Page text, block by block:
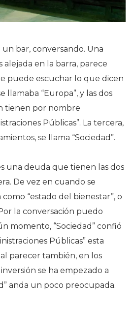
un bar, conversando. Una
alejada en la barra, parece
puede escuchar lo que dicen
llamaba “Europa”, y las dos
tienen por nombre
Públicas”. La tercera,
se llama “Sociedad”.
una deuda que tienen las dos
De vez en cuando se
“estado del bienestar”, o
la conversación puedo
momento, “Sociedad” confió
Públicas” esta
parecer también, en los
se ha empezado a
anda un poco preocupada.